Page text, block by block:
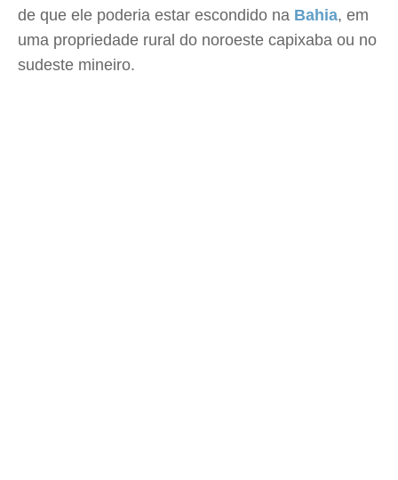
de que ele poderia estar escondido na Bahia, em
uma propriedade rural do noroeste capixaba ou no
sudeste mineiro.